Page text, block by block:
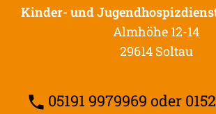
Kinder- und
Almhöhe 12-14
29614 Soltau
05191 9979969 oder